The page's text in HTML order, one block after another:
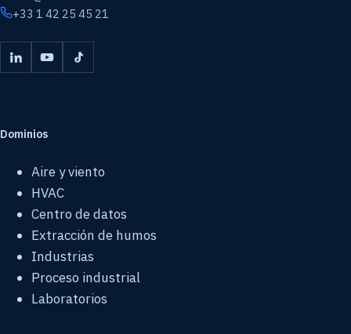
+33 1 42 25 45 21
Dominios
Aire y viento
HVAC
Centro de datos
Extracción de humos
Industrias
Proceso industrial
Laboratorios